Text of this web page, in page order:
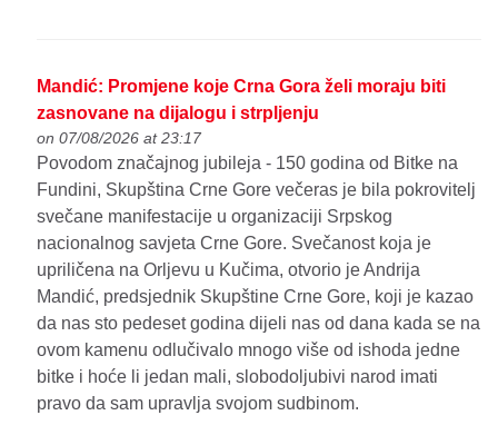
Mandić: Promjene koje Crna Gora želi moraju biti
zasnovane na dijalogu i strpljenju
on 07/08/2026 at 23:17
Povodom značajnog jubileja - 150 godina od Bitke na
Fundini, Skupština Crne Gore večeras je bila pokrovitelj
svečane manifestacije u organizaciji Srpskog
nacionalnog savjeta Crne Gore. Svečanost koja je
upriličena na Orljevu u Kučima, otvorio je Andrija
Mandić, predsjednik Skupštine Crne Gore, koji je kazao
da nas sto pedeset godina dijeli nas od dana kada se na
ovom kamenu odlučivalo mnogo više od ishoda jedne
bitke i hoće li jedan mali, slobodoljubivi narod imati
pravo da sam upravlja svojom sudbinom.